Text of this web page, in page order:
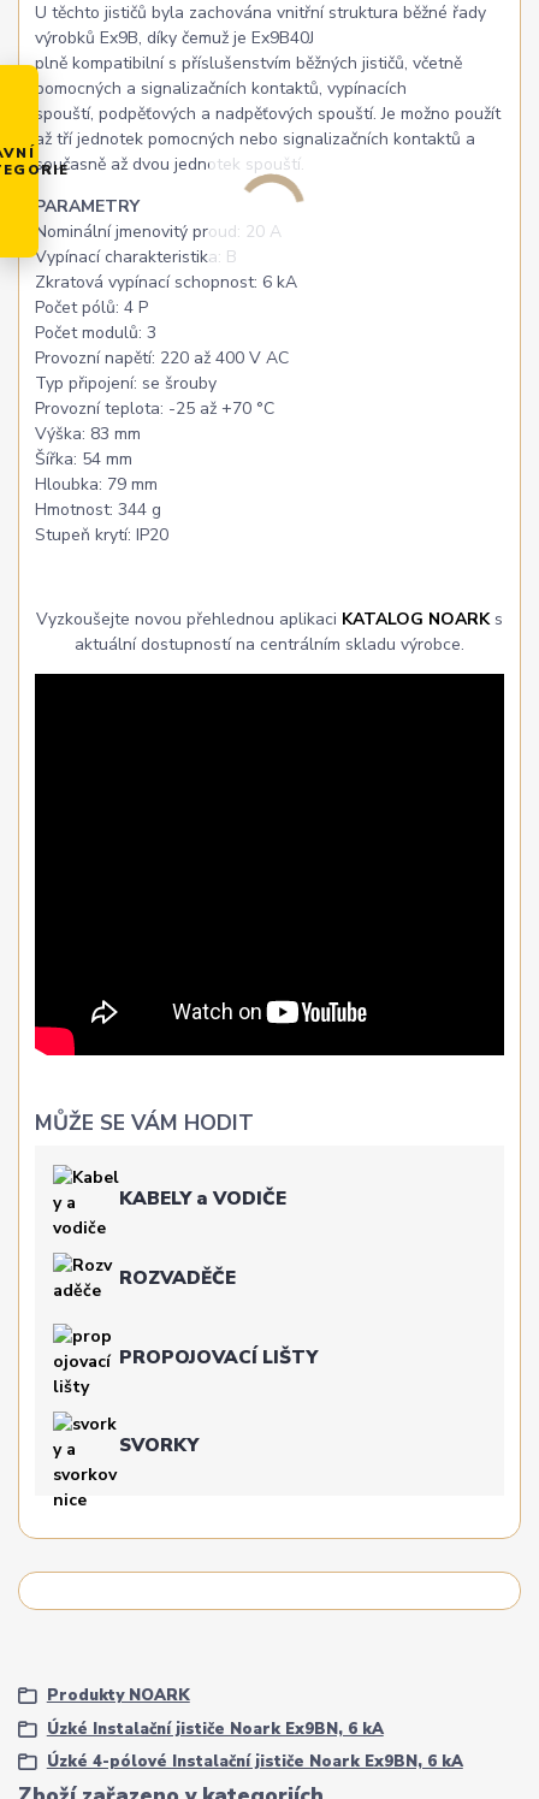
U těchto jističů byla zachována vnitřní struktura běžné řady
výrobků Ex9B, díky čemuž je Ex9B40J
plně kompatibilní s příslušenstvím běžných jističů, včetně
pomocných a signalizačních kontaktů, vypínacích
spouští, podpěťových a nadpěťových spouští. Je možno použít
až tří jednotek pomocných nebo signalizačních kontaktů a
současně až dvou jednotek spouští.
PARAMETRY
Nominální jmenovitý proud: 20 A
Vypínací charakteristika: B
Zkratová vypínací schopnost: 6 kA
Počet pólů: 4 P
Počet modulů: 3
Provozní napětí: 220 až 400 V AC
Typ připojení: se šrouby
Provozní teplota: -25 až +70 °C
Výška: 83 mm
Šířka: 54 mm
Hloubka: 79 mm
Hmotnost: 344 g
Stupeň krytí: IP20
Vyzkoušejte novou přehlednou aplikaci KATALOG NOARKs
aktuální dostupností na centrálním skladu výrobce.
MŮŽE SE VÁM HODIT
KABELY a VODIČE
ROZVADĚČE
PROPOJOVACÍ LIŠTY
SVORKY
Produkty NOARK
Úzké Instalační jističe Noark Ex9BN, 6 kA
Úzké 4-pólové Instalační jističe Noark Ex9BN, 6 kA